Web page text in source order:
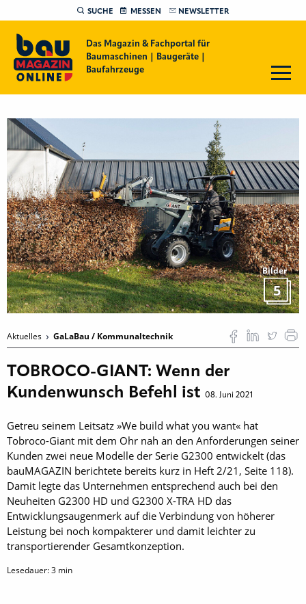
SUCHE MESSEN NEWSLETTER
Das Magazin & Fachportal für
Baumaschinen | Baugeräte |
Baufahrzeuge
Bilder
5
Aktuelles GaLaBau / Kommunaltechnik
TOBROCO-GIANT: Wenn der
Kundenwunsch Befehl ist 08. Juni 2021
Getreu seinem Leitsatz »We build what you want« hat
Tobroco-Giant mit dem Ohr nah an den Anforderungen seiner
Kunden zwei neue Modelle der Serie G2300 entwickelt (das
bauMAGAZIN berichtete bereits kurz in Heft 2/21, Seite 118).
Damit legte das Unternehmen entsprechend auch bei den
Neuheiten G2300 HD und G2300 X-TRA HD das
Entwicklungsaugenmerk auf die Verbindung von höherer
Leistung bei noch kompakterer und damit leichter zu
transportierender Gesamtkonzeption.
Lesedauer:3 min